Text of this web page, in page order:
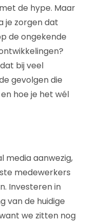
de hype. Maar
je zorgen dat
de ongekende
bij veel
gevolgen die
hoe je het wél
media aanwezig,
medewerkers
Investeren in
van de huidige
we zitten nog